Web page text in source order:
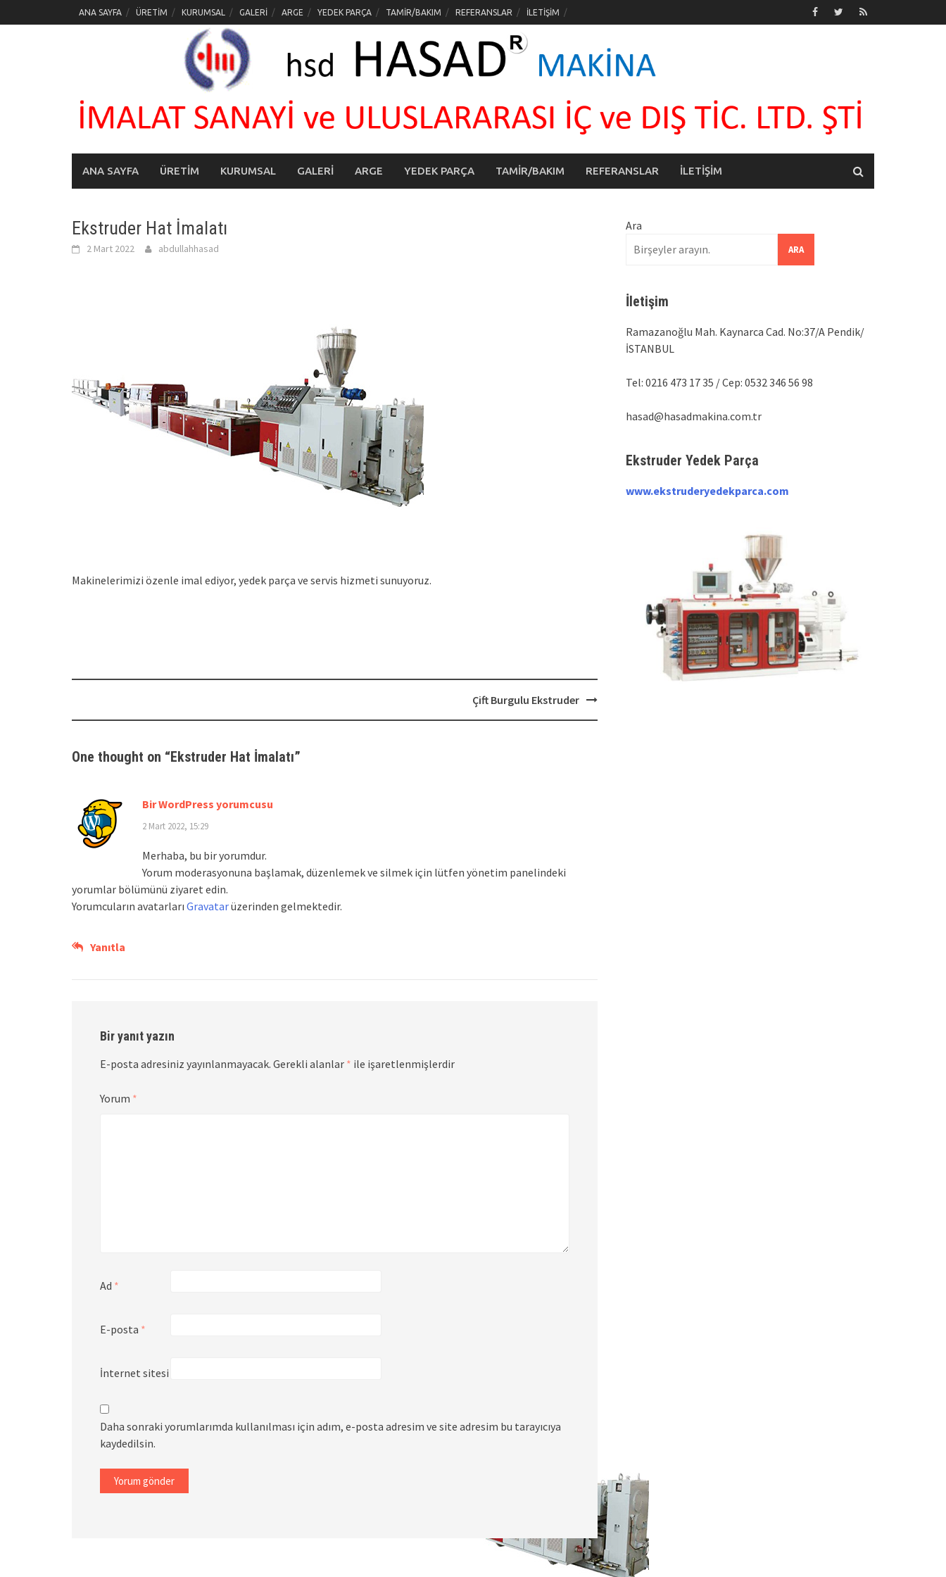
to
ANA SAYFA ÜRETİM KURUMSAL GALERİ ARGE YEDEK PARÇA TAMİR/BAKIM REFERANSLAR İLETİŞİM
ANA SAYFA ÜRETİM KURUMSAL GALERİ ARGE YEDEK PARÇA TAMİR/BAKIM REFERANSLAR İLETİŞİM
Ekstruder Hat İmalatı
2 Mart 2022 abdullahhasad
Makinelerimizi özenle imal ediyor, yedek parça ve servis hizmeti sunuyoruz.
Çift Burgulu Ekstruder
One thought on “Ekstruder Hat İmalatı”
Bir WordPress yorumcusu
2 Mart 2022, 15:29
Merhaba, bu bir yorumdur.
Yorum moderasyonuna başlamak, düzenlemek ve silmek için lütfen yönetim panelindeki
yorumlar bölümünü ziyaret edin.
Yorumcuların avatarları Gravatarüzerinden gelmektedir.
Yanıtla
Bir yanıt yazın
E-posta adresiniz yayınlanmayacak. Gerekli alanlar * ile işaretlenmişlerdir
Yorum *
Ad *
E-posta *
İnternet sitesi
Daha sonraki yorumlarımda kullanılması için adım, e-posta adresim ve site adresim bu tarayıcıya
kaydedilsin.
Ara
ARA
İletişim
Ramazanoğlu Mah. Kaynarca Cad. No:37/A Pendik/
İSTANBUL
Tel: 0216 473 17 35 / Cep: 0532 346 56 98
hasad@hasadmakina.com.tr
Ekstruder Yedek Parça
www.ekstruderyedekparca.com